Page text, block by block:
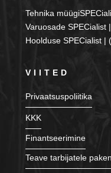
Tehnika
Varuosade SPECialist
Hoolduse SPECialist |
VIITED
Privaatsuspoliitika
KKK
Finantseerimine
Teave tarbijatele